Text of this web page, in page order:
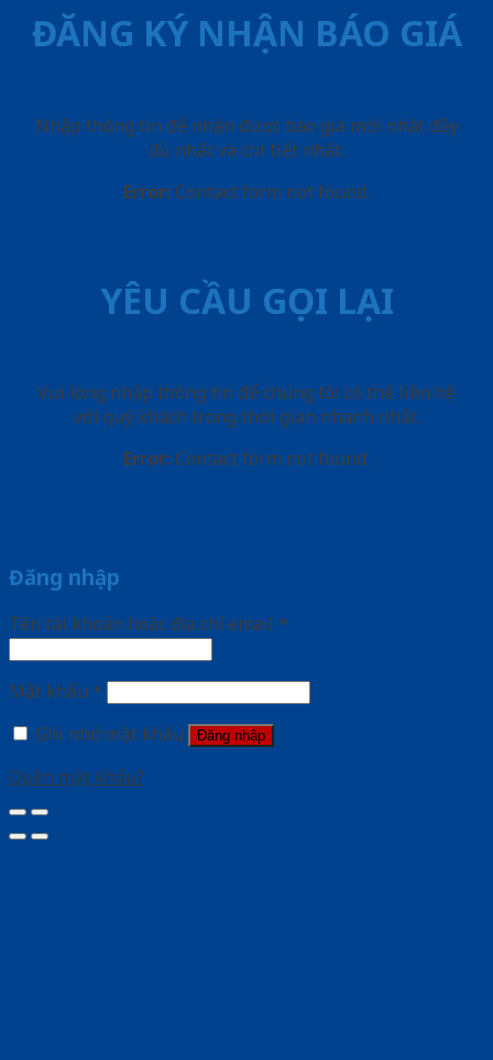
ĐĂNG KÝ NHẬN BÁO GIÁ
Nhập thông tin để nhận được báo giá mới nhât đầy
đủ nhất và chi tiết nhất.
Error: Contact form not found.
YÊU CẦU GỌI LẠI
Vui lòng nhập thông tin để chúng tôi có thể liên hệ
với quý khách trong thời gian nhanh nhất.
Error: Contact form not found.
Đăng nhập
Tên tài khoản hoặc địa chỉ email *
Mật khẩu *
Ghi nhớ mật khẩu
Đăng nhập
Quên mật khẩu?